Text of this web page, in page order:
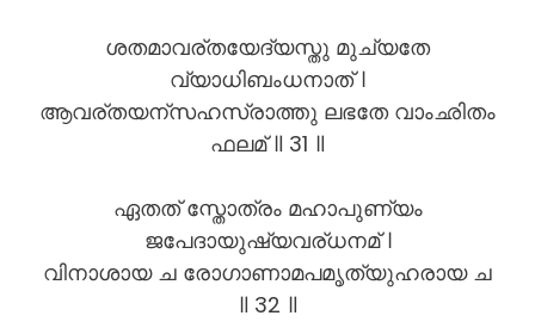
ശതമാവര്തയേദ്യസ്തു മുച്യതേ
വ്യാധിബംധനാത് ।
ആവര്തയന്സഹസ്രാത്തു ലഭതേ വാംഛിതം
ഫലമ് ॥ 31 ॥
ഏതത് സ്തോത്രം മഹാപുണ്യം
ജപേദായുഷ്യവര്ധനമ് ।
വിനാശായ ച രോഗാണാമപമൃത്യുഹരായ ച
॥ 32 ॥